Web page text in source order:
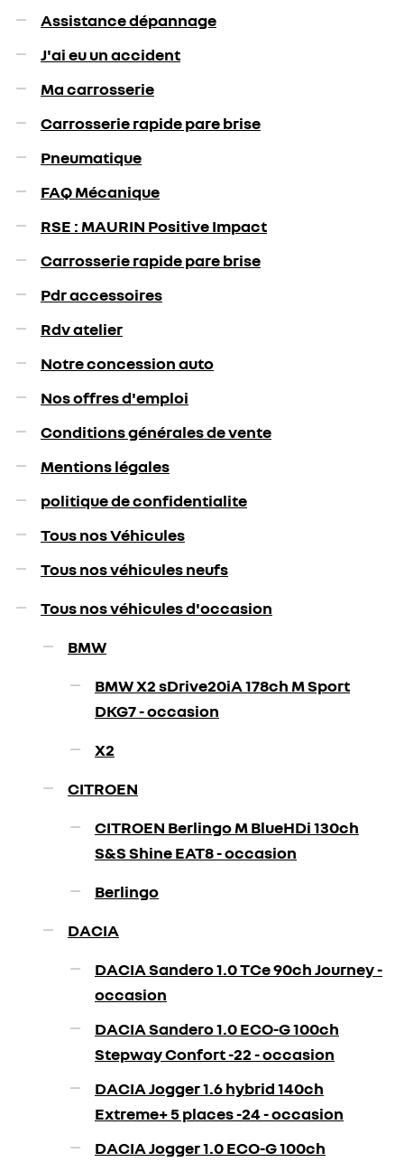
Assistance dépannage
J'ai eu un accident
Ma carrosserie
Carrosserie rapide pare brise
Pneumatique
FAQ Mécanique
RSE : MAURIN Positive Impact
Carrosserie rapide pare brise
Pdr accessoires
Rdv atelier
Notre concession auto
Nos offres d'emploi
Conditions générales de vente
Mentions légales
politique de confidentialite
Tous nos Véhicules
Tous nos véhicules neufs
Tous nos véhicules d'occasion
BMW
BMW X2 sDrive20iA 178ch M Sport
DKG7 - occasion
X2
CITROEN
CITROEN Berlingo M BlueHDi 130ch
S&S Shine EAT8 - occasion
Berlingo
DACIA
DACIA Sandero 1.0 TCe 90ch Journey -
occasion
DACIA Sandero 1.0 ECO-G 100ch
Stepway Confort -22 - occasion
DACIA Jogger 1.6 hybrid 140ch
Extreme+ 5 places -24 - occasion
DACIA Jogger 1.0 ECO-G 100ch